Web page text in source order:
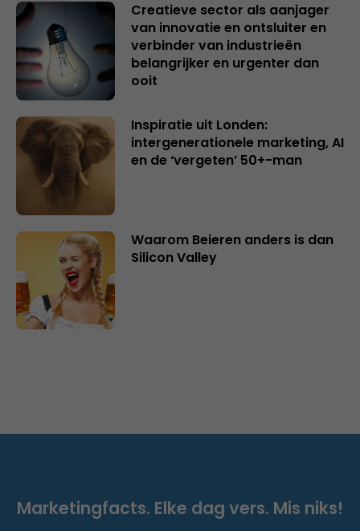
Creatieve sector als aanjager
van innovatie en ontsluiter en
verbinder van industrieën
belangrijker en urgenter dan
ooit
Inspiratie uit Londen:
intergenerationele marketing, AI
en de ‘vergeten’ 50+-man
Waarom Beieren anders is dan
Silicon Valley
Marketingfacts. Elke dag vers. Mis niks!